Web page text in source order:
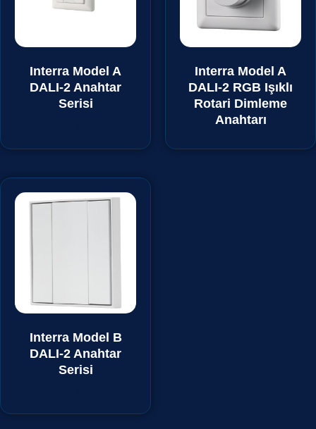
Interra Model A
DALI-2 Anahtar
Serisi
Interra Model A
DALI-2 RGB Işıklı
Rotari Dimleme
Anahtarı
Interra Model B
DALI-2 Anahtar
Serisi